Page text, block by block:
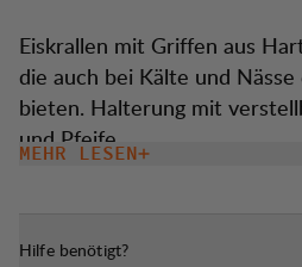
Eiskrallen mit Griffen aus
die auch bei Kälte und
bieten. Halterung mit
und Pfeife.
MEHR LESEN
Hilfe benötigt?